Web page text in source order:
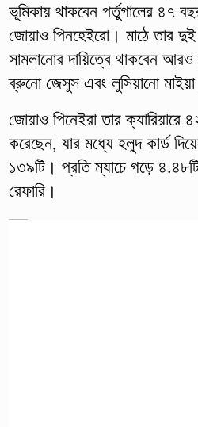
ভূমিকায় থাকবেন পর্তুগালের ৪৭
জোয়াও পিনহেইরো। মাঠে তার দুই
সামলানোর দায়িত্বে থাকবেন
ব্রুনো জেসুস এবং লুসিয়ানো
জোয়াও পিনেইরা তার ক্যারিয়ারে
করেছেন, যার মধ্যে হলুদ কার্ড
১৩৯টি। প্রতি ম্যাচে গড়ে
রেফারি।